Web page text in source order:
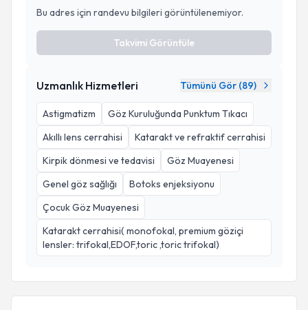
Bu adres için randevu bilgileri görüntülenemiyor.
Takvimi Görüntüle
Uzmanlık Hizmetleri Tümünü Gör (89)
Astigmatizm
Göz Kuruluğunda Punktum Tıkacı
Akıllı lens cerrahisi
Katarakt ve refraktif cerrahisi
Kirpik dönmesi ve tedavisi
Göz Muayenesi
Genel göz sağlığı
Botoks enjeksiyonu
Çocuk Göz Muayenesi
Katarakt cerrahisi( monofokal, premium göziçi
lensler: trifokal,EDOF,toric ,toric trifokal)